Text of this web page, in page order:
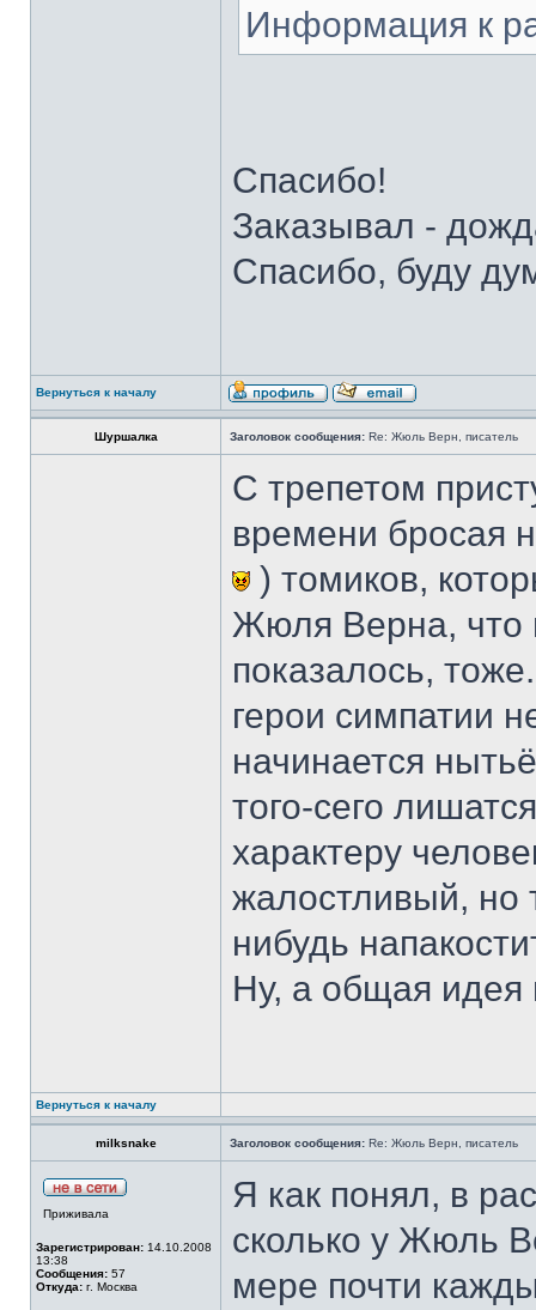
Информация к
Спасибо!
Заказывал -
Спасибо, буду
Вернуться к началу
Шуршалка Заголовок сообщения: Re: Жюль Верн, писатель
С трепетом
времени бросая
) томиков,
Жюля Верна, что
показалось,
герои симпатии
начинается
того-сего
характеру
жалостливый, но
нибудь
Ну, а общая идея
Вернуться к началу
milksnake Заголовок сообщения: Re: Жюль Верн, писатель
Приживала
Зарегистрирован: 14.10.2008
13:38
Сообщения: 57
Откуда: г. Москва
Я как понял, в
сколько у Жюль
мере почти